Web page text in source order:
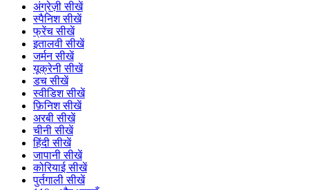
अंग्रेज़ी सीखें
स्पैनिश सीखें
फ्रेंच सीखें
इतालवी सीखें
जर्मन सीखें
यूक्रेनी सीखें
डच सीखें
स्वीडिश सीखें
फ़िनिश सीखें
अरबी सीखें
चीनी सीखें
हिंदी सीखें
जापानी सीखें
कोरियाई सीखें
पुर्तगाली सीखें